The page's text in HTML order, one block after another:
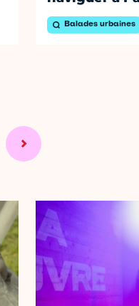
Balades urbaines